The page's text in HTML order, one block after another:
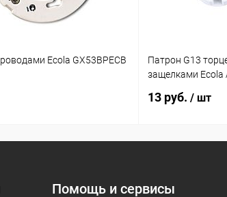
Ecola GX53BPECB
Патрон G13
защелками Ecola
13 руб. / шт
Помощь и сервисы